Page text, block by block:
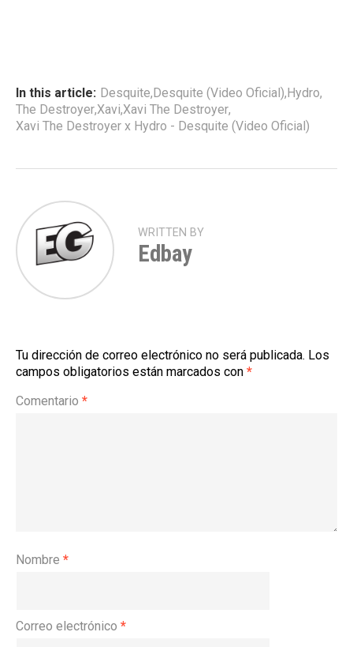
In this article: Desquite,Desquite (Video Oficial),Hydro,
The Destroyer,Xavi,Xavi The Destroyer,
Xavi The Destroyer x Hydro - Desquite (Video Oficial)
WRITTEN BY
Edbay
Tu dirección de correo electrónico no será publicada. Los
campos obligatorios están marcados con *
Comentario *
Nombre *
Correo electrónico *